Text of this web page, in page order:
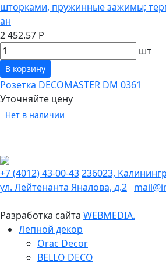
шторками, пружинные зажимы;
ан
2 452.57 Р
шт
В корзину
Розетка DECOMASTER DM 0361
Уточняйте цену
Нет в наличии
+7 (4012) 43-00-43236023,
ул. Лейтенанта Яналова, д.2
Разработка сайта WEBMEDIA.
Лепной декор
Orac Decor
BELLO DECO